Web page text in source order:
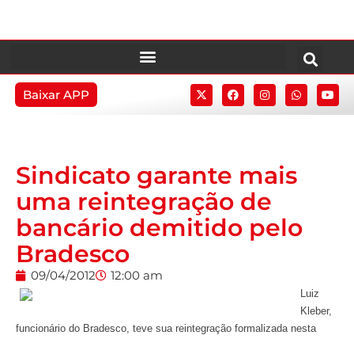
Baixar APP
Sindicato garante mais
uma reintegração de
bancário demitido pelo
Bradesco
09/04/2012 12:00 am
Luiz
Kleber,
funcionário do Bradesco, teve sua reintegração formalizada nesta